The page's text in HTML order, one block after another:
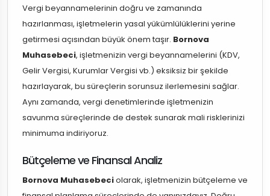
Vergi beyannamelerinin doğru ve zamanında
hazırlanması, işletmelerin yasal yükümlülüklerini yerine
getirmesi açısından büyük önem taşır. Bornova
Muhasebeci, işletmenizin vergi beyannamelerini (KDV,
Gelir Vergisi, Kurumlar Vergisi vb.) eksiksiz bir şekilde
hazırlayarak, bu süreçlerin sorunsuz ilerlemesini sağlar.
Aynı zamanda, vergi denetimlerinde işletmenizin
savunma süreçlerinde de destek sunarak mali risklerinizi
minimuma indiriyoruz.
Bütçeleme ve Finansal Analiz
Bornova Muhasebeciolarak, işletmenizin bütçeleme ve